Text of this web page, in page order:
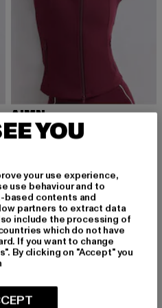
59,99 EUR
AIMN
Sense
71,99 EUR
Derzeitiger Preis: 71,99 EUR
79,99 EUR
-10%
YOU
your use experience,
use behaviour and to
based contents and
partners to extract data
include the processing of
which do not have
If you want to change
By clicking on "Accept" you